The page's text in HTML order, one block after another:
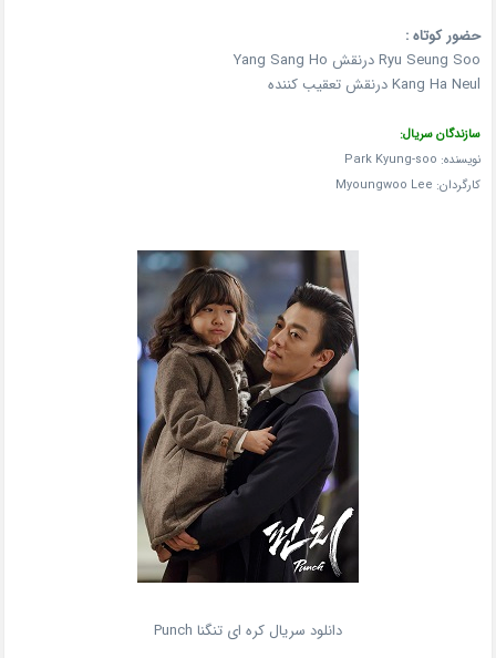
حضور کوتاه :
Ryu Seung Soo درنقش Yang Sang Ho
Kang Ha Neul درنقش تعقیب کننده
سازندگان سریال:
نویسنده: Park Kyung-soo
کارگردان: Myoungwoo Lee
دانلود سریال کره ای تنگنا Punch